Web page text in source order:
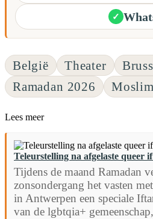
✓
België Theater
Ramadan 2026
Lees meer
Teleurstelling na afgelaste queer
Tijdens de maand Ramadan
zonsondergang het vasten
in Antwerpen een speciale
van de lgbtqia+